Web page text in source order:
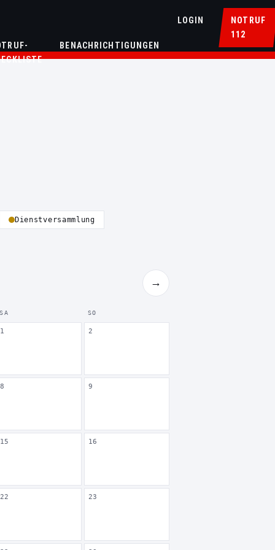
BENACHRICHTIGUNGEN
LOGIN
NOTRUF
112
Dienstversammlung
→
SA SO
1 2
8 9
15 16
22 23